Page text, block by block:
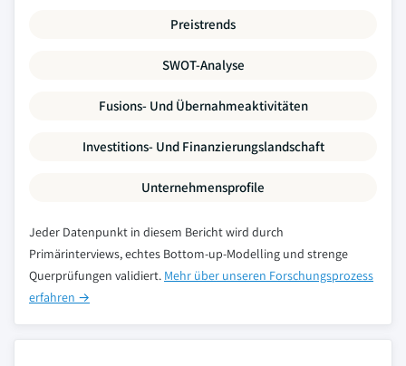
Preistrends
SWOT-Analyse
Fusions- Und Übernahmeaktivitäten
Investitions- Und Finanzierungslandschaft
Unternehmensprofile
Jeder Datenpunkt in diesem Bericht wird durch
Primärinterviews, echtes Bottom-up-Modelling und strenge
Querprüfungen validiert. Mehr über unseren Forschungsprozess
erfahren →